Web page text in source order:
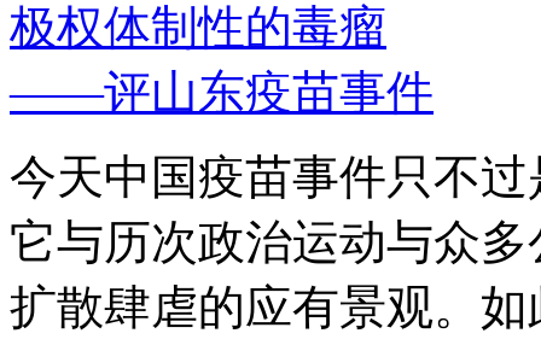
极权体制性的毒瘤
——评山东疫苗事件
今天中国疫苗事件只不
它与历次政治运动与众
扩散肆虐的应有景观。